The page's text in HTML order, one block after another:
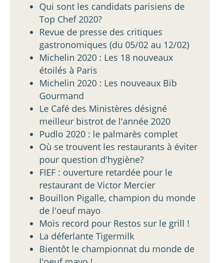
Qui sont les candidats parisiens de
Top Chef 2020?
Revue de presse des critiques
gastronomiques (du 05/02 au 12/02)
Michelin 2020 : Les 18 nouveaux
étoilés à Paris
Michelin 2020 : Les nouveaux Bib
Gourmand
Le Café des Ministères désigné
meilleur bistrot de l'année 2020
Pudlo 2020 : le palmarès complet
Où se trouvent les restaurants à éviter
pour question d'hygiène?
FIEF : ouverture retardée pour le
restaurant de Victor Mercier
Bouillon Pigalle, champion du monde
de l'oeuf mayo
Mois record pour Restos sur le grill !
La déferlante Tigermilk
Bientôt le championnat du monde de